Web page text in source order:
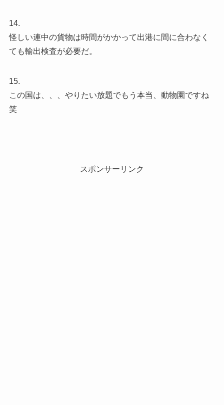
14.
怪しい連中の貨物は時間がかかって出港に間に合わなく
ても輸出検査が必要だ。
15.
この国は、、、やりたい放題でもう本当、動物園ですね
笑
スポンサーリンク